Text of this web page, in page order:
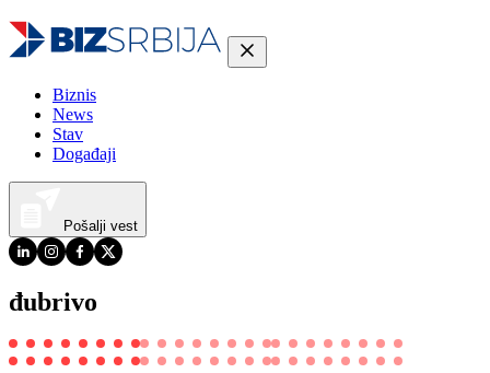
Biznis
News
Stav
Događaji
Pošalji vest
đubrivo